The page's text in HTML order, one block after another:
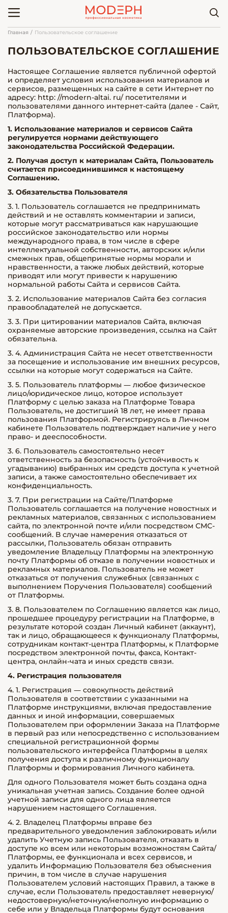
Главная Пользовательское соглашение
ПОЛЬЗОВАТЕЛЬСКОЕ СОГЛАШЕНИЕ
Настоящее Соглашение является публичной офертой
и определяет условия использования материалов и
сервисов, размещенных на сайте в сети Интернет по
адресу: http: //modern-altai. ru/ посетителями и
пользователями данного интернет-сайта (далее - Сайт,
Платформа).
1. Использование материалов и сервисов Сайта
регулируется нормами действующего
законодательства Российской Федерации.
2. Получая доступ к материалам Сайта, Пользователь
считается присоединившимся к настоящему
Соглашению.
3. Обязательства Пользователя
3. 1. Пользователь соглашается не предпринимать
действий и не оставлять комментарии и записи,
которые могут рассматриваться как нарушающие
российское законодательство или нормы
международного права, в том числе в сфере
интеллектуальной собственности, авторских и/или
смежных прав, общепринятые нормы морали и
нравственности, а также любых действий, которые
приводят или могут привести к нарушению
нормальной работы Сайта и сервисов Сайта.
3. 2. Использование материалов Сайта без согласия
правообладателей не допускается.
3. 3. При цитировании материалов Сайта, включая
охраняемые авторские произведения, ссылка на Сайт
обязательна.
3. 4. Администрация Сайта не несет ответственности
за посещение и использование им внешних ресурсов,
ссылки на которые могут содержаться на Сайте.
3. 5. Пользователь платформы — любое физическое
лицо/юридическое лицо, которое использует
Платформу с целью заказа на Платформе Товара
Пользователь, не достигший 18 лет, не имеет права
пользования Платформой. Регистрируясь в Личном
кабинете Пользователь подтверждает наличие у него
право- и дееспособности.
3. 6. Пользователь самостоятельно несет
ответственность за безопасность (устойчивость к
угадыванию) выбранных им средств доступа к учетной
записи, а также самостоятельно обеспечивает их
конфиденциальность.
3. 7. При регистрации на Сайте/Платформе
Пользователь соглашается на получение новостных и
рекламных материалов, связанных с использованием
сайта, по электронной почте и/или посредством СМС-
сообщений. В случае намерения отказаться от
рассылки, Пользователь обязан отправить
уведомление Владельцу Платформы на электронную
почту Платформы об отказе в получении новостных и
рекламных материалов. Пользователь не может
отказаться от получения служебных (связанных с
выполнением Поручения Пользователя) сообщений
от Платформы.
3. 8. Пользователем по Соглашению является как лицо,
прошедшее процедуру регистрации на Платформе, в
результате которой создан Личный кабинет (аккаунт),
так и лицо, обращающееся к функционалу Платформы,
сотрудникам контакт-центра Платформы, к Платформе
посредством электронной почты, факса, Контакт-
центра, онлайн-чата и иных средств связи.
4. Регистрация пользователя
4. 1. Регистрация — совокупность действий
Пользователя в соответствии с указанными на
Платформе инструкциями, включая предоставление
данных и иной информации, совершаемых
Пользователем при оформлении Заказа на Платформе
в первый раз или непосредственно с использованием
специальной регистрационной формы
пользовательского интерфейса Платформы в целях
получения доступа к различному функционалу
Платформы и формирования Личного кабинета.
Для одного Пользователя может быть создана одна
уникальная учетная запись. Создание более одной
учетной записи для одного лица является
нарушением настоящего Соглашения.
4. 2. Владелец Платформы вправе без
предварительного уведомления заблокировать и/или
удалить Учетную запись Пользователя, отказать в
доступе ко всем или некоторым возможностям Сайта/
Платформы, ее функционала и всех сервисов, и
удалить Информацию Пользователя без объяснения
причин, в том числе в случае нарушения
Пользователем условий настоящих Правил, а также в
случае, если Пользователь предоставляет неверную/
недостоверную/неточную/неполную информацию о
себе или у Владельца Платформы будут основания